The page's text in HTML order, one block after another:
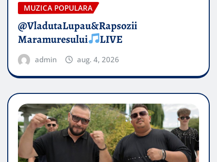
MUZICA POPULARA
@VladutaLupau&Rapsozii
Maramuresului
LIVE
admin aug. 4, 2026